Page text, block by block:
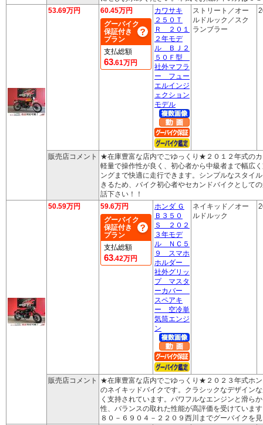
53.69万円
60.45万円
グーバイク
保証付き
プラン
支払総額
63.61万円
カワサキ
２５０Ｔ
Ｒ ２０１
２年モデ
ル ＢＪ２
５０Ｆ型
社外マフラ
ー フュー
エルインジ
ェクション
モデル
ストリート／オー
ルドルック／スク
ランブラー
販売店コメント
★在庫豊富な店内でごゆっくり★２０１２年式の
軽量で操作性が良く、初心者から中級者まで幅広
ングまで快適に走行できます。シンプルなスタイ
きるため、バイク初心者やセカンドバイクとして
話下さい！！
50.59万円
59.6万円
グーバイク
保証付き
プラン
支払総額
63.42万円
ホンダ Ｇ
Ｂ３５０
Ｓ ２０２
３年モデ
ル ＮＣ５
９ スマホ
ホルダー
社外グリッ
プ マスタ
ーカバー
スペアキ
ー 空冷単
気筒エンジ
ン
ネイキッド／オー
ルドルック
販売店コメント
★在庫豊富な店内でごゆっくり★２０２３年式ホ
のネイキッドバイクです。クラシックなデザイン
く支持されています。パワフルなエンジンと滑ら
性、バランスの取れた性能が高評価を受けていま
８０－６９０４－２２０９西川までグーバイクを